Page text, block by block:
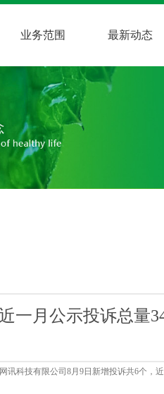
业务范围 最新动态
一月公示投诉总量
讯科技有限公司8月9日新增投诉共6个，